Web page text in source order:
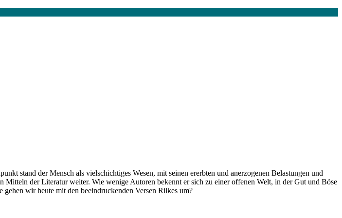
stand der Mensch als vielschichtiges Wesen, mit seinen ererbten und anerzogenen Belastungen und
der Literatur weiter. Wie wenige Autoren bekennt er sich zu einer offenen Welt, in der Gut und Böse
wir heute mit den beeindruckenden Versen Rilkes um?